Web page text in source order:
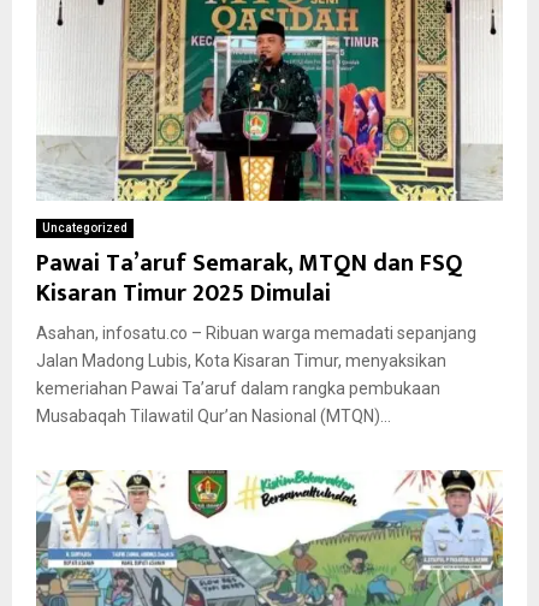
Uncategorized
Pawai Ta’aruf Semarak, MTQN dan FSQ
Kisaran Timur 2025 Dimulai
Asahan, infosatu.co – Ribuan warga memadati sepanjang
Jalan Madong Lubis, Kota Kisaran Timur, menyaksikan
kemeriahan Pawai Ta’aruf dalam rangka pembukaan
Musabaqah Tilawatil Qur’an Nasional (MTQN)...